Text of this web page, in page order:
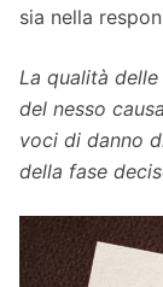
sia nella
La qualità
del nesso
voci di danno
della fase